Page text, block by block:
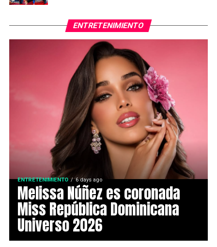
ENTRETENIMIENTO
ENTRETENIMIENTO 6 days ago
Melissa Núñez es coronada
Miss República Dominicana
Universo 2026